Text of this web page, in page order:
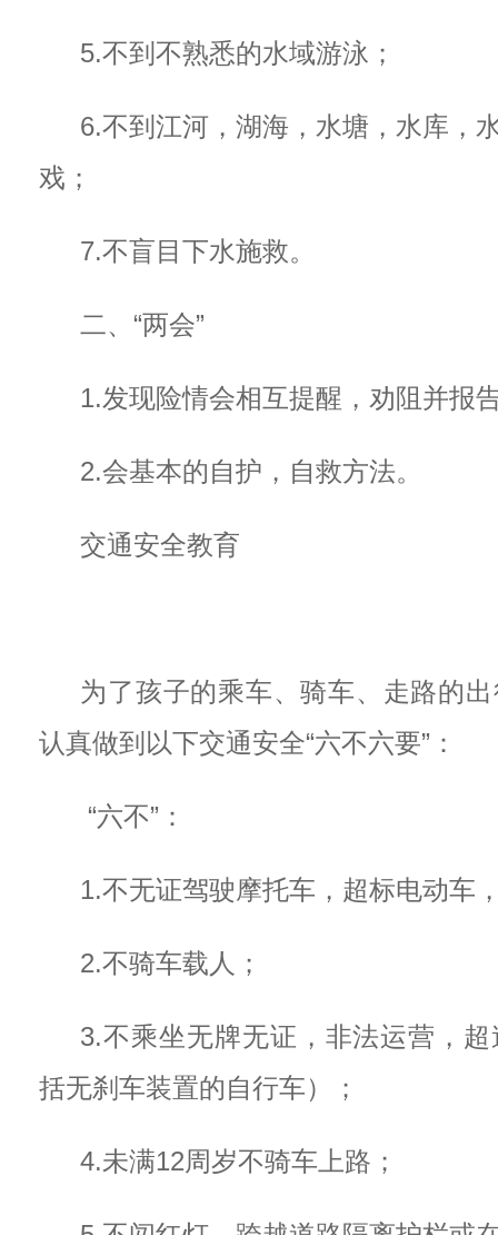
5.不到不熟悉的水域游泳；
6.不到江河，湖海，水塘，水库，
戏；
7.不盲目下水施救。
二、“两会”
1.发现险情会相互提醒，劝阻并报
2.会基本的自护，自救方法。
交通安全教育
为了孩子的乘车、骑车、走路的
认真做到以下交通安全“六不六要”：
“六不”：
1.不无证驾驶摩托车，超标电动车
2.不骑车载人；
3.不乘坐无牌无证，非法运营，
括无刹车装置的自行车）；
4.未满12周岁不骑车上路；